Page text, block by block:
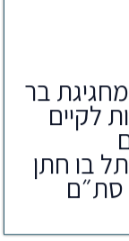
בר
לקיים
בו חתן
סת״ם